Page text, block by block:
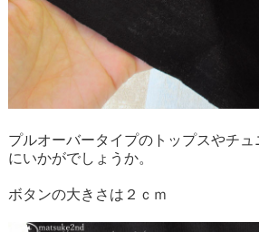
プルオーバータイプのトップスやチ
にいかがでしょうか。
ボタンの大きさは２ｃｍ